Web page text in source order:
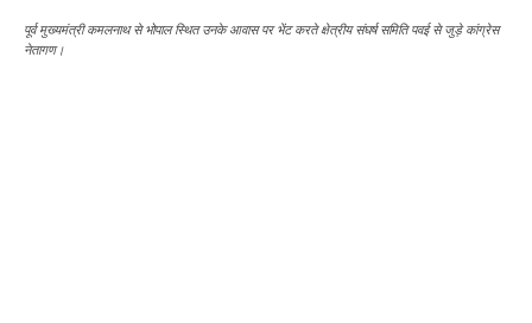
पूर्व मुख्यमंत्री कमलनाथ से भोपाल स्थित उनके आवास पर भेंट करते क्षेत्रीय संघर्ष समिति पवई से जुड़े कांग्रेस
नेतागण।